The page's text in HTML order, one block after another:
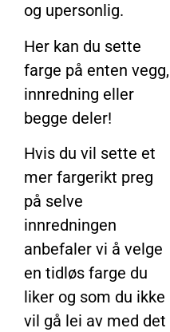
og upersonlig.
Her kan du sette
farge på enten vegg,
innredning eller
begge deler!
Hvis du vil sette et
mer fargerikt preg
på selve
innredningen
anbefaler vi å velge
en tidløs farge du
liker og som du ikke
vil gå lei av med det